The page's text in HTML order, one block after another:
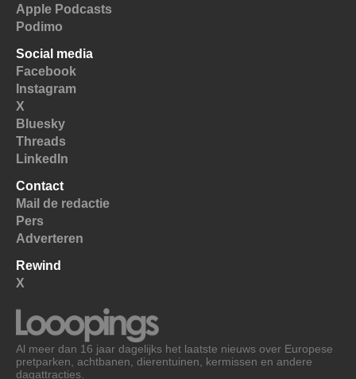
Apple Podcasts
Podimo
Social media
Facebook
Instagram
X
Bluesky
Threads
LinkedIn
Contact
Mail de redactie
Pers
Adverteren
Rewind
X
Al meer dan 16 jaar dagelijks het laatste nieuws over Europese
pretparken, achtbanen, dierentuinen, kermissen en andere
dagattracties.